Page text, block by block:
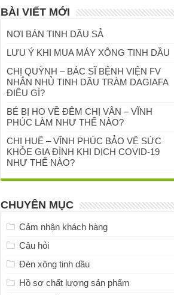
BÀI VIẾT MỚI
NƠI BÁN TINH DẦU SẢ
LƯU Ý KHI MUA MÁY XÔNG TINH DẦU
CHỊ QUỲNH – BÁC SĨ BỆNH VIỆN FV
NHẮN NHỦ TINH DẦU TRÀM DAGIAFA
ĐIỀU GÌ?
BÉ BỊ HO VỀ ĐÊM CHỊ VÂN – VĨNH
PHÚC LÀM NHƯ THẾ NÀO?
CHỊ HUẾ – VĨNH PHÚC BẢO VỆ SỨC
KHỎE GIA ĐÌNH KHI DỊCH COVID-19
NHƯ THẾ NÀO?
CHUYÊN MỤC
Cảm nhận khách hàng
Câu hỏi
Đèn xông tinh dầu
Hồ sơ chất lượng sản phẩm